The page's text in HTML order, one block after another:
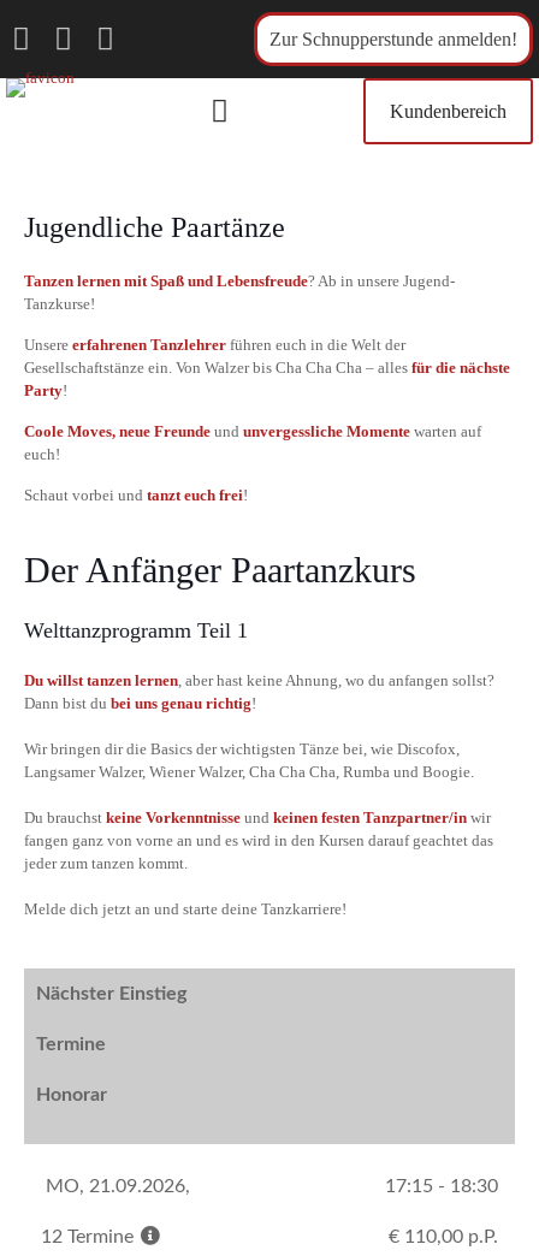
Zur Schnupperstunde anmelden!
Kundenbereich
Jugendliche Paartänze
Tanzen lernen mit Spaß und Lebensfreude? Ab in unsere Jugend-
Tanzkurse!
Unsere erfahrenen Tanzlehrer führen euch in die Welt der
Gesellschaftstänze ein. Von Walzer bis Cha Cha Cha – alles für die nächste
Party!
Coole Moves, neue Freunde und unvergessliche Momente warten auf
euch!
Schaut vorbei und tanzt euch frei!
Der Anfänger Paartanzkurs
Welttanzprogramm Teil 1
Du willst tanzen lernen, aber hast keine Ahnung, wo du anfangen sollst?
Dann bist du bei uns genau richtig!
Wir bringen dir die Basics der wichtigsten Tänze bei, wie Discofox,
Langsamer Walzer, Wiener Walzer, Cha Cha Cha, Rumba und Boogie.
Du brauchst keine Vorkenntnisse und keinen festen Tanzpartner/in wir
fangen ganz von vorne an und es wird in den Kursen darauf geachtet das
jeder zum tanzen kommt.
Melde dich jetzt an und starte deine Tanzkarriere!